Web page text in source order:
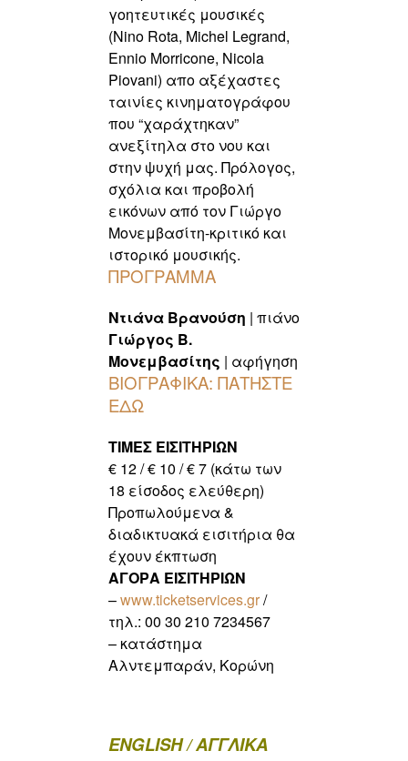
γοητευτικές μουσικές
(Nino Rota, Michel Legrand,
Ennio Morricone, Nicola
Piovani) απο αξέχαστες
ταινίες κινηματογράφου
που “χαράχτηκαν”
ανεξίτηλα στο νου και
στην ψυχή μας. Πρόλογος,
σχόλια και προβολή
εικόνων από τον Γιώργο
Μονεμβασίτη-κριτικό και
ιστορικό μουσικής.
ΠΡΟΓΡΑΜΜΑ
Ντιάνα Βρανούση | πιάνο
Γιώργος Β.
Μονεμβασίτης | αφήγηση
ΒΙΟΓΡΑΦΙΚΑ: ΠΑΤΗΣΤΕ
ΕΔΩ
ΤΙΜΕΣ ΕΙΣΙΤΗΡΙΩΝ
€ 12 / € 10 / € 7 (κάτω των
18 είσοδος ελεύθερη)
Προπωλούμενα &
διαδικτυακά εισιτήρια θα
έχουν έκπτωση
ΑΓΟΡΑ ΕΙΣΙΤΗΡΙΩΝ
–www.ticketservices.gr/
τηλ.: 00 30 210 7234567
– κατάστημα
Αλντεμπαράν, Κορώνη
ENGLISH / ΑΓΓΛΙΚΑ